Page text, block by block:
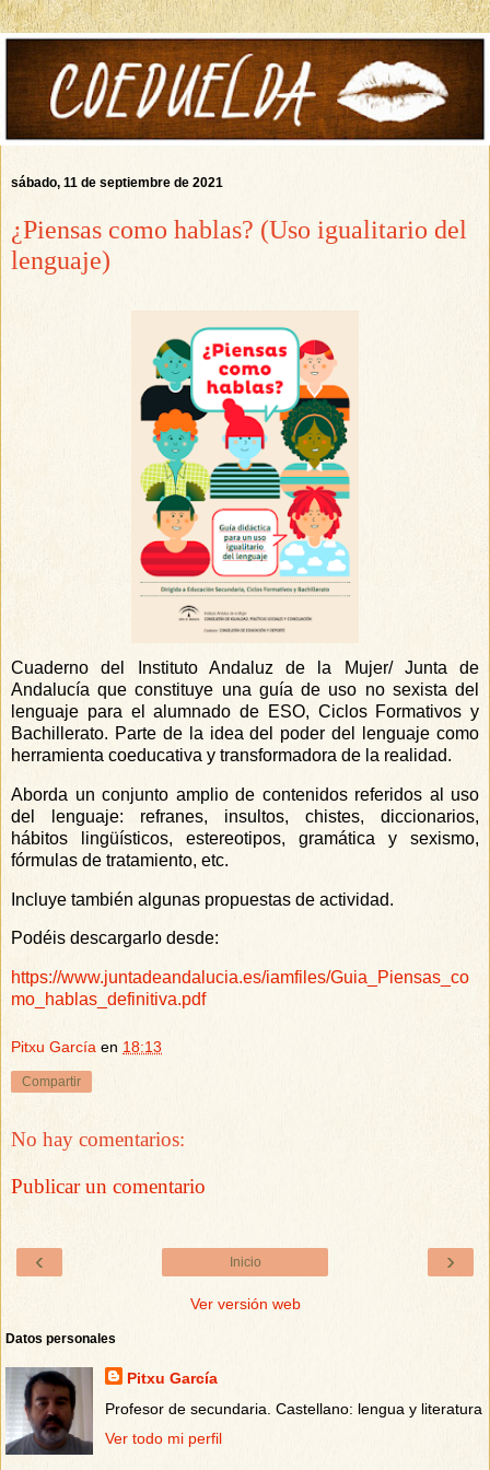
sábado, 11 de septiembre de 2021
¿Piensas como hablas? (Uso igualitario del
lenguaje)
Cuaderno del Instituto Andaluz de la Mujer/ Junta de
Andalucía que constituye una guía de uso no sexista del
lenguaje para el alumnado de ESO, Ciclos Formativos y
Bachillerato. Parte de la idea del poder del lenguaje como
herramienta coeducativa y transformadora de la realidad.
Aborda un conjunto amplio de contenidos referidos al uso
del lenguaje: refranes, insultos, chistes, diccionarios,
hábitos lingüísticos, estereotipos, gramática y sexismo,
fórmulas de tratamiento, etc.
Incluye también algunas propuestas de actividad.
Podéis descargarlo desde:
https://www.juntadeandalucia.es/iamfiles/Guia_Piensas_co
mo_hablas_definitiva.pdf
Pitxu García en 18:13
Compartir
No hay comentarios:
Publicar un comentario
‹ ›
Inicio
Ver versión web
Datos personales
Pitxu García
Profesor de secundaria. Castellano: lengua y literatura
Ver todo mi perfil